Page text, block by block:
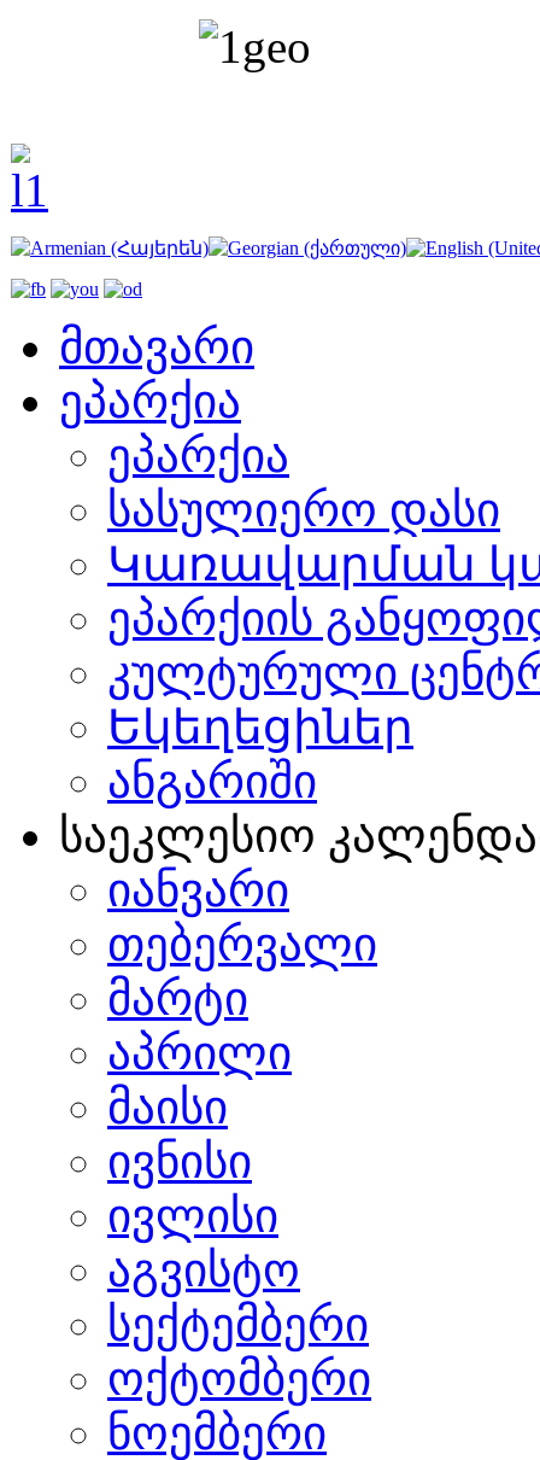
მთავარი
ეპარქია
ეპარქია
სასულიერო დასი
Կառավարման
ეპარქიის
კულტურული
Եկեղեցիներ
ანგარიში
საეკლესიო
იანვარი
თებერვალი
მარტი
აპრილი
მაისი
ივნისი
ივლისი
აგვისტო
სექტემბერი
ოქტომბერი
ნოემბერი